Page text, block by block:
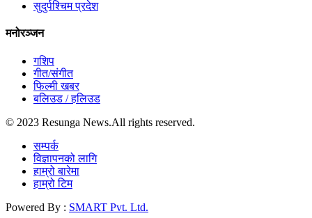
सुदुर्पश्चिम प्रदेश
मनोरञ्जन
गशिप
गीत/संगीत
फिल्मी खबर
बलिउड / हलिउड
© 2023 Resunga News.All rights reserved.
सम्पर्क
विज्ञापनको लागि
हाम्रो बारेमा
हाम्रो टिम
Powered By : SMART Pvt. Ltd.